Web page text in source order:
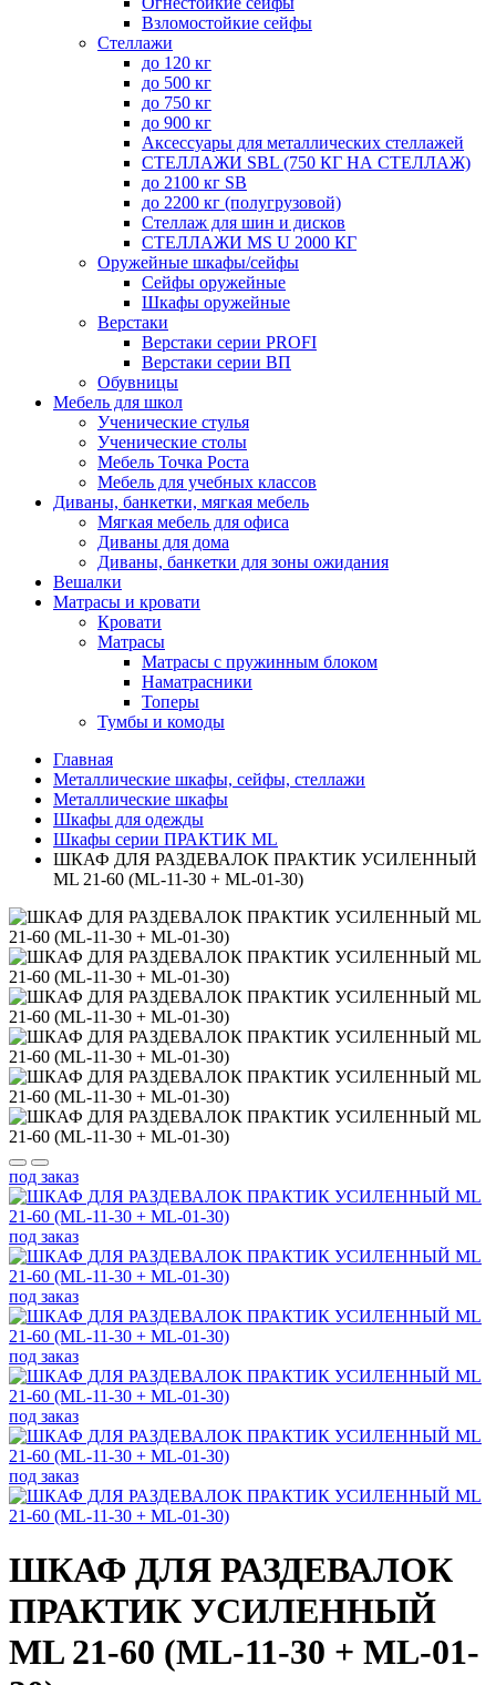
Взломостойкие сейфы
Стеллажи
до 120 кг
до 500 кг
до 750 кг
до 900 кг
Аксессуары для металлических стеллажей
СТЕЛЛАЖИ SBL (750 КГ НА СТЕЛЛАЖ)
до 2100 кг SB
до 2200 кг (полугрузовой)
Стеллаж для шин и дисков
СТЕЛЛАЖИ MS U 2000 КГ
Оружейные шкафы/сейфы
Сейфы оружейные
Шкафы оружейные
Верстаки
Верстаки серии PROFI
Верстаки серии ВП
Обувницы
Мебель для школ
Ученические стулья
Ученические столы
Мебель Точка Роста
Мебель для учебных классов
Диваны, банкетки, мягкая мебель
Мягкая мебель для офиса
Диваны для дома
Диваны, банкетки для зоны ожидания
Вешалки
Матрасы и кровати
Кровати
Матрасы
Матрасы с пружинным блоком
Наматрасники
Топеры
Тумбы и комоды
Главная
Металлические шкафы, сейфы, стеллажи
Металлические шкафы
Шкафы для одежды
Шкафы серии ПРАКТИК ML
ШКАФ ДЛЯ РАЗДЕВАЛОК ПРАКТИК УСИЛЕННЫЙ
ML 21-60 (ML-11-30 + ML-01-30)
под заказ
под заказ
под заказ
под заказ
под заказ
под заказ
ШКАФ ДЛЯ РАЗДЕВАЛОК
ПРАКТИК УСИЛЕННЫЙ
ML 21-60 (ML-11-30 + ML-01-